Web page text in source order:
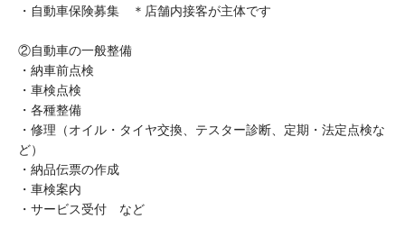
・自動車保険募集 ＊店舗内接客が主体です
②自動車の一般整備
・納車前点検
・車検点検
・各種整備
・修理（オイル・タイヤ交換、テスター診断、定期・法定点検な
ど）
・納品伝票の作成
・車検案内
・サービス受付 など